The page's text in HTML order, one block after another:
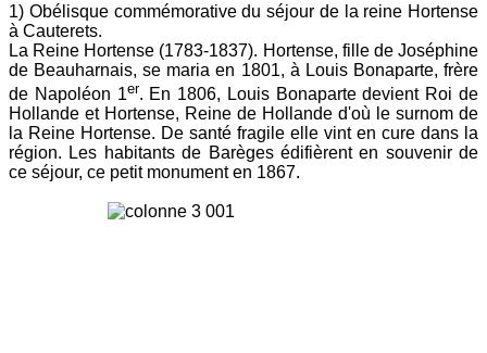
1) Obélisque commémorative du séjour de la reine Hortense
à Cauterets.
La Reine Hortense (1783-1837). Hortense, fille de Joséphine
de Beauharnais, se maria en 1801, à Louis Bonaparte, frère
de Napoléon 1er. En 1806, Louis Bonaparte devient Roi de
Hollande et Hortense, Reine de Hollande d'où le surnom de
la Reine Hortense. De santé fragile elle vint en cure dans la
région. Les habitants de Barèges édifièrent en souvenir de
ce séjour, ce petit monument en 1867.